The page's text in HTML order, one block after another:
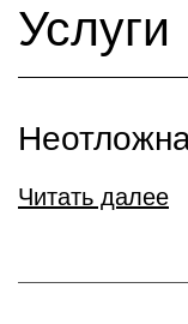
Услуги
Читать далее